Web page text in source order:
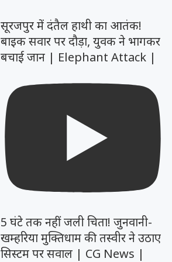
सूरजपुर में दंतैल हाथी का आतंक!
बाइक सवार पर दौड़ा, युवक ने भागकर
बचाई जान | Elephant Attack |
5 घंटे तक नहीं जली चिता! जुनवानी-
खम्हरिया मुक्तिधाम की तस्वीर ने उठाए
सिस्टम पर सवाल | CG News |